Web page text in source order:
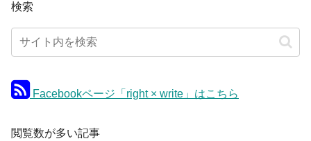
検索
Facebookページ「right × write」はこちら
閲覧数が多い記事